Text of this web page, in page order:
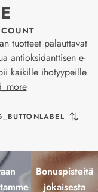
tuotteet palauttavat
antioksidanttisen e-
kaikille ihotyypeille
Bonuspisteitä
jokaisesta